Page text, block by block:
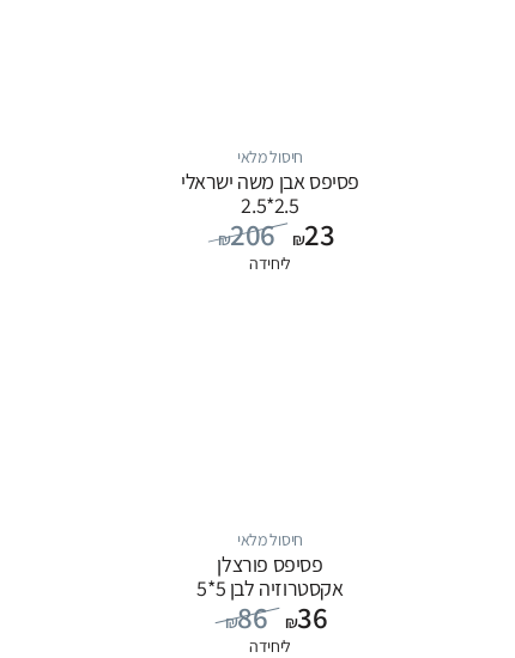
חיסול מלאי
פסיפס אבן משה ישראלי
2.5*2.5
₪206 ₪23
ליחידה
חיסול מלאי
פסיפס פורצלן
אקסטרוזיה לבן 5*5
₪86 ₪36
ליחידה